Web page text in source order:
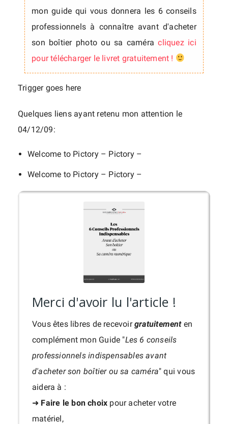
mon guide qui vous donnera les 6 conseils
professionnels à connaître avant d'acheter
son boîtier photo ou sa caméracliquez ici
pour télécharger le livret gratuitement !
Trigger goes here
Quelques liens ayant retenu mon attention le
04/12/09:
Welcome to Pictory – Pictory –
Welcome to Pictory – Pictory –
Merci d'avoir lu l'article !
Vous êtes libres de recevoirgratuitementen
complément mon Guide "Les 6 conseils
professionnels indispensables avant
d'acheter son boîtier ou sa caméra" qui vous
aidera à :
➜ Faire le bon choix pour acheter votre
matériel,